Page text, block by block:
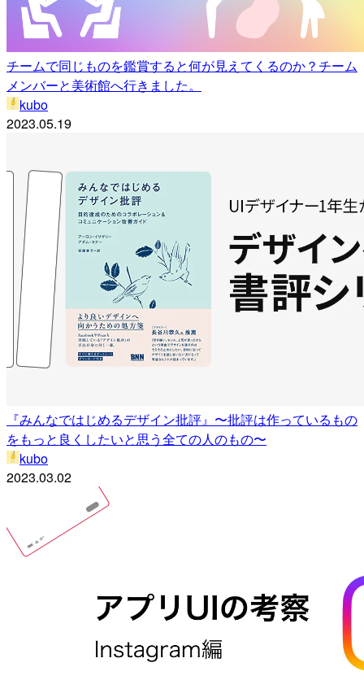
チームで同じものを鑑賞すると何が見えてくるのか？チーム
メンバーと美術館へ行きました。
kubo
2023.05.19
『みんなではじめるデザイン批評』〜批評は作っているもの
をもっと良くしたいと思う全ての人のもの〜
kubo
2023.03.02